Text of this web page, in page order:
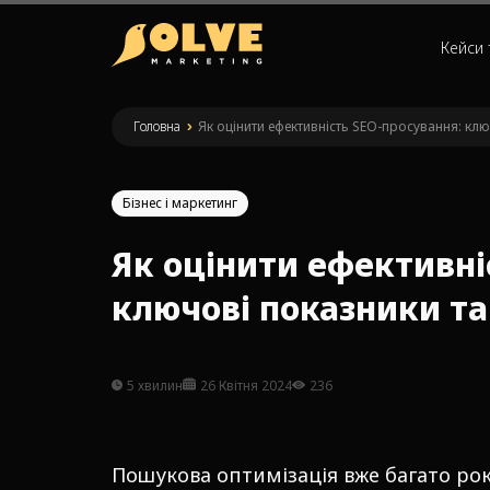
Кейси
Головна » Як оцінити ефективність SEO-просування:
Бізнес і маркетинг
Як оцінити
ключові показники
5 хвилин 26 Квітня 2024 236
Пошукова оптимізація вже багато